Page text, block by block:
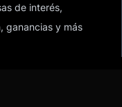
de interés,
ganancias y más